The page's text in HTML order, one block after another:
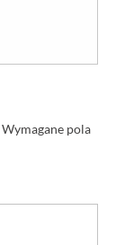
Wymagane pola